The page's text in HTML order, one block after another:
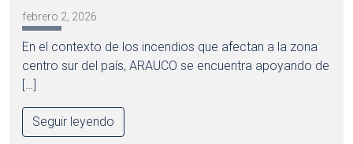
febrero 2, 2026
En el contexto de los incendios que afectan a la zona
centro sur del país, ARAUCO se encuentra apoyando de
[…]
Seguir leyendo